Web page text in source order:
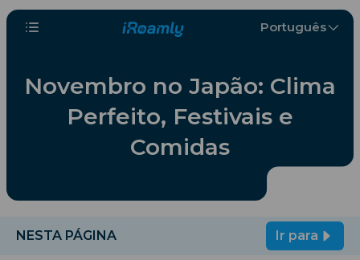
Português
Novembro no Japão: Clima
Perfeito, Festivais e
Comidas
NESTA PÁGINA Ir para